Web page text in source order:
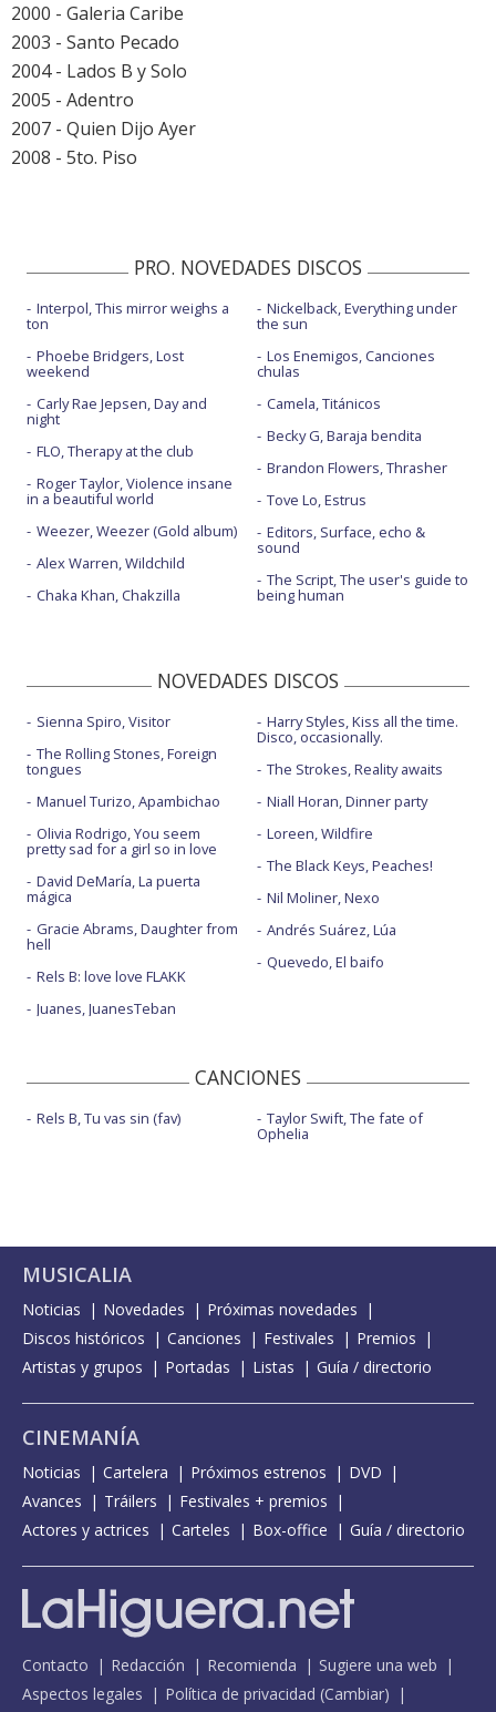
2000 - Galeria Caribe
2003 - Santo Pecado
2004 - Lados B y Solo
2005 - Adentro
2007 - Quien Dijo Ayer
2008 - 5to. Piso
PRO. NOVEDADES DISCOS
Interpol, This mirror weighs a
ton
Phoebe Bridgers, Lost
weekend
Carly Rae Jepsen, Day and
night
FLO, Therapy at the club
Roger Taylor, Violence insane
in a beautiful world
Weezer, Weezer (Gold album)
Alex Warren, Wildchild
Chaka Khan, Chakzilla
Nickelback, Everything under
the sun
Los Enemigos, Canciones
chulas
Camela, Titánicos
Becky G, Baraja bendita
Brandon Flowers, Thrasher
Tove Lo, Estrus
Editors, Surface, echo &
sound
The Script, The user's guide to
being human
NOVEDADES DISCOS
Sienna Spiro, Visitor
The Rolling Stones, Foreign
tongues
Manuel Turizo, Apambichao
Olivia Rodrigo, You seem
pretty sad for a girl so in love
David DeMaría, La puerta
mágica
Gracie Abrams, Daughter from
hell
Rels B: love love FLAKK
Juanes, JuanesTeban
Harry Styles, Kiss all the time.
Disco, occasionally.
The Strokes, Reality awaits
Niall Horan, Dinner party
Loreen, Wildfire
The Black Keys, Peaches!
Nil Moliner, Nexo
Andrés Suárez, Lúa
Quevedo, El baifo
CANCIONES
Rels B, Tu vas sin (fav) Taylor Swift, The fate of
Ophelia
MUSICALIA
Noticias Novedades
Próximas novedades
Discos históricos
Canciones Festivales
Premios
Artistas y grupos
Portadas Listas Guía / directorio
CINEMANÍA
Noticias Cartelera Próximos estrenos
DVD
Avances
Tráilers
Festivales + premios
Actores y actrices
Carteles Box-office Guía / directorio
Contacto Redacción Recomienda
Sugiere una web
Aspectos legales
Política de privacidad (Cambiar)